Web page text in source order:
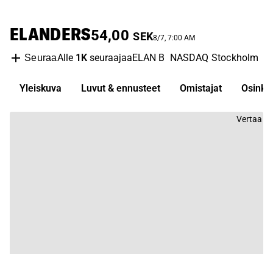
ELANDERS54,00 SEK8/7, 7:00 AM
SeuraaAlle 1KseuraajaaELAN B NASDAQ Stockholm
Yleiskuva Luvut & ennusteet Omistajat Osinko
Vertaa